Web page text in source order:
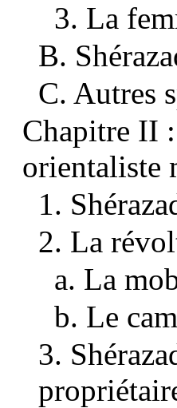
3. La
B.
C. Autres
Chapitre II
orientaliste
1.
2. La
a. La
b. Le
3.